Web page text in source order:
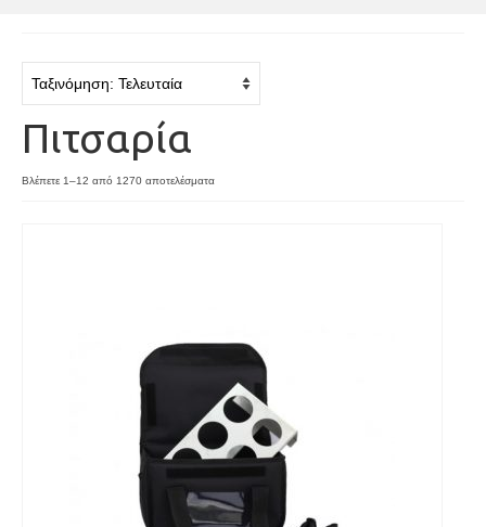
Πιτσαρία
Βλέπετε 1–12 από 1270 αποτελέσματαSorted